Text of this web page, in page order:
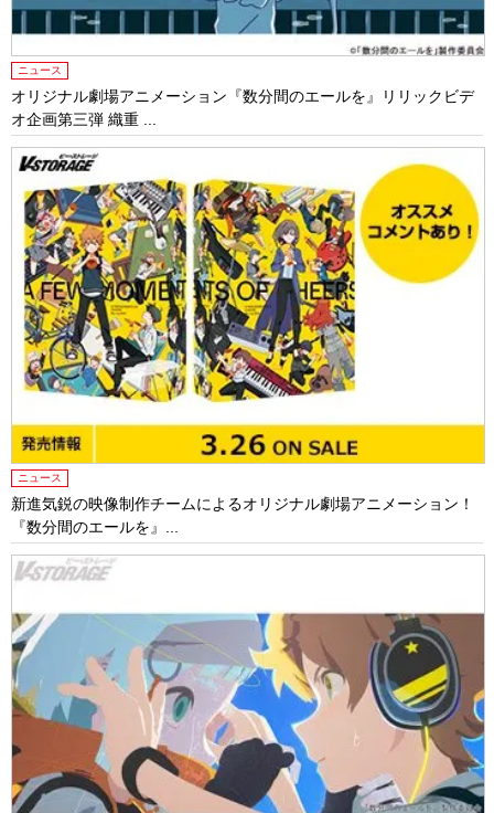
ニュース
オリジナル劇場アニメーション『数分間のエールを』リリックビデ
オ企画第三弾 織重 ...
ニュース
新進気鋭の映像制作チームによるオリジナル劇場アニメーション！
『数分間のエールを』...